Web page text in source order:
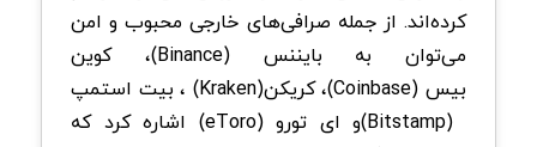
کرده‌اند. از جمله صرافی‌های خارجی محبوب و امن
می‌توان به بایننس(Binance)، کوین
بیس(Coinbase)، کریکن(Kraken) ، بیت ‌استمپ
(Bitstamp)و ای تورو(eToro) اشاره کرد که